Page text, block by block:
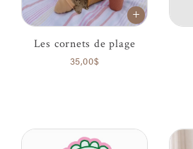
Les cornets de plage
35,00$